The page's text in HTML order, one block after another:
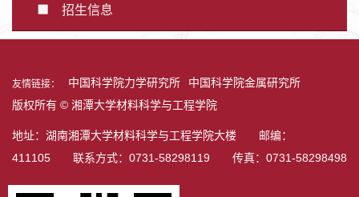
招生信息
友情链接： 中国科学院力学研究所
中国科学院金属研究所
版权所有 © 湘潭大学材料科学与工程学院
地址：湖南湘潭大学材料科学与工程学院大楼 邮编：
411105 联系方式：0731-58298119 传真：0731-58298498